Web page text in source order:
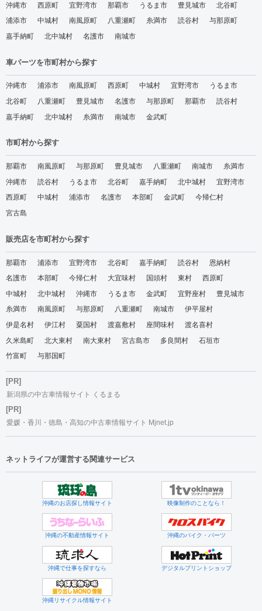
沖縄市 西原町 宜野湾市 那覇市 うるま市 豊見城市
北谷町
浦添市
中城村 南風原町 八重瀬町 糸満市 読谷村
与那原町
嘉手納町
北中城村 名護市 南城市
車パーツを市町村から探す
沖縄市 浦添市 南風原町 西原町 中城村 宜野湾市
うるま市
北谷町
八重瀬町 豊見城市 名護市 与那原町 那覇市
読谷村
嘉手納町
北中城村 糸満市 南城市 金武町
市町村から探す
那覇市 南風原町 与那原町 豊見城市 八重瀬町 南城市
糸満市
沖縄市
読谷村 うるま市 北谷町 嘉手納町 北中城村
宜野湾市
西原町
中城村 浦添市 名護市 本部町 金武町
今帰仁村
宮古島
販売店を市町村から探す
那覇市 浦添市 宜野湾市 北谷町 嘉手納町 読谷村
恩納村
名護市
本部町 今帰仁村 大宜味村 国頭村 東村
西原町
中城村
北中城村 沖縄市 うるま市 金武町 宜野座村
豊見城市
糸満市
南風原町 与那原町 八重瀬町 南城市
伊平屋村
伊是名村
伊江村 粟国村 渡嘉敷村 座間味村
渡名喜村
久米島町
北大東村 南大東村 宮古島市 多良間村
石垣市
竹富町
与那国町
[PR]
新潟県の中古車情報サイト くるまる
[PR]
愛媛・香川・徳島・高知の中古車情報サイト Mjnet.jp
ネットライフが運営する関連サービス
沖縄のお店探し情報サイト 映像制作のことなら！
沖縄の不動産情報サイト 沖縄のバイク・パーツ
沖縄で仕事を探すなら デジタルプリントショップ
沖縄リサイクル情報サイト